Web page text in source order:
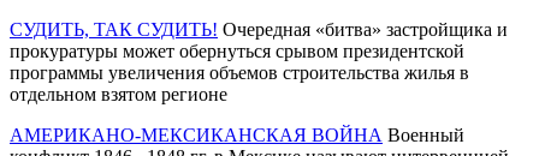
СУДИТЬ, ТАК СУДИТЬ! Очередная «битва» застройщика и
прокуратуры может обернуться срывом президентской
программы увеличения объемов строительства жилья в
отдельном взятом регионе
АМЕРИКАНО-МЕКСИКАНСКАЯ ВОЙНА Военный